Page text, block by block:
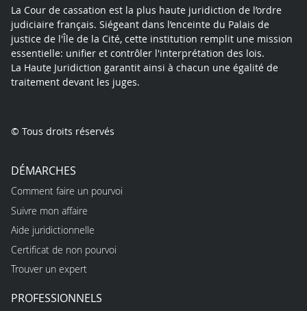
La Cour de cassation est la plus haute juridiction de l’ordre
judiciaire français. Siégeant dans l’enceinte du Palais de
justice de l'Île de la Cité, cette institution remplit une mission
essentielle: unifier et contrôler l'interprétation des lois.
La Haute Juridiction garantit ainsi à chacun une égalité de
traitement devant les juges.
© Tous droits réservés
DÉMARCHES
Comment faire un pourvoi
Suivre mon affaire
Aide juridictionnelle
Certificat de non pourvoi
Trouver un expert
PROFESSIONNELS